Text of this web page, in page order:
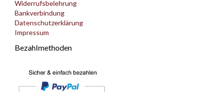
Widerrufsbelehrung
Bankverbindung
Datenschutzerklärung
Impressum
Bezahlmethoden